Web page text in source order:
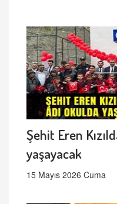
Şehit Eren
yaşayacak
15 Mayıs 2026 Cuma